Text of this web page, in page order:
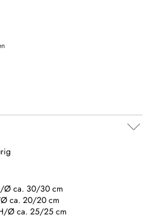
Ø ca. 30/30 cm
ca. 20/20 cm
Ø ca. 25/25 cm